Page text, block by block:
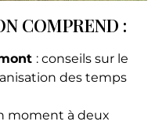
COMPREND :
: conseils sur le
des temps
moment à deux